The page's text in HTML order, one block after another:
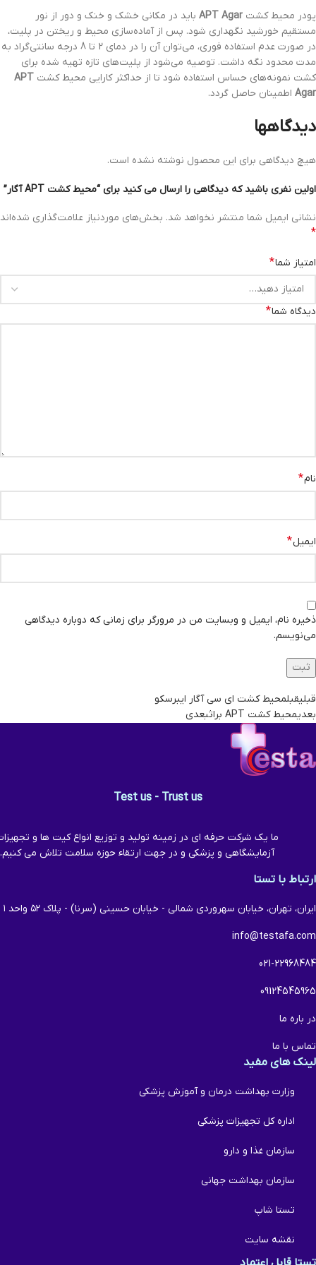
پودر محیط کشت APT Agar باید در مکانی خشک و خنک و دور از نور
مستقیم خورشید نگهداری شود. پس از آماده‌سازی محیط و ریختن در پلیت،
در صورت عدم استفاده فوری، می‌توان آن را در دمای 2 تا 8 درجه سانتی‌گراد به
مدت محدود نگه داشت. توصیه می‌شود از پلیت‌های تازه تهیه شده برای
کشت نمونه‌های حساس استفاده شود تا از حداکثر کارایی محیط کشت APT
Agar اطمینان حاصل گردد.
دیدگاهها
هیچ دیدگاهی برای این محصول نوشته نشده است.
اولین نفری باشید که دیدگاهی را ارسال می کنید برای “محیط کشت APT آگار”
نشانی ایمیل شما منتشر نخواهد شد. بخش‌های موردنیاز علامت‌گذاری شده‌اند
*
امتیاز شما*
دیدگاه شما*
نام*
ایمیل*
ذخیره نام، ایمیل و وبسایت من در مرورگر برای زمانی که دوباره دیدگاهی
می‌نویسم.
قبلیقبلمحیط کشت ای سی آگار ایبرسکو
بعدیمحیط کشت APT براث بعدی
Test us - Trust us
ما یک شرکت حرفه ای در زمینه تولید و توزیع انواع کیت ها و
آزمایشگاهی و پزشکی و در جهت ارتقاء حوزه سلامت تلاش می کنیم.
ارتباط با تستا
ایران، تهران، خیابان سهروردی شمالی - خیابان حسینی (سرنا) - پلاک ۵۲ واحد ۱
info@testafa.com
021-22968484
09124545965
در باره ما
تماس با ما
لینک های مفید
وزارت بهداشت درمان و آموزش پزشکی
اداره کل تجهیزات پزشکی
سازمان غذا و دارو
سازمان بهداشت جهانی
تستا شاپ
نقشه سایت